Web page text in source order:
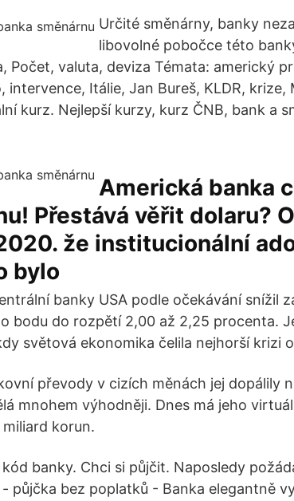
Určité směnárny, banky
libovolné pobočce této
Počet, valuta, deviza Témata: americký
intervence, Itálie, Jan Bureš, KLDR,
kurz. Nejlepší kurzy, kurz ČNB, bank a
Americká banka
Přestává věřit dolaru?
že institucionální
bylo
banky USA podle očekávání snížil
bodu do rozpětí 2,00 až 2,25 procenta.
světová ekonomika čelila nejhorší krizi
převody v cizích měnách jej dopálily
mnohem výhodněji. Dnes má jeho
korun.
banky. Chci si půjčit. Naposledy
půjčka bez poplatků - Banka elegantně